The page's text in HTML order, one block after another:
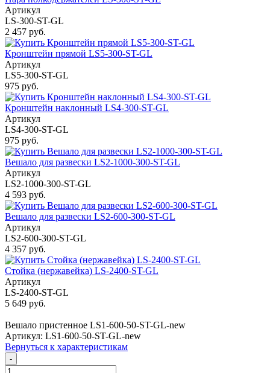
Артикул
LS-300-ST-GL
2 457 руб.
Кронштейн прямой LS5-300-ST-GL
Артикул
LS5-300-ST-GL
975 руб.
Кронштейн наклонный LS4-300-ST-GL
Артикул
LS4-300-ST-GL
975 руб.
Вешало для развески LS2-1000-300-ST-GL
Артикул
LS2-1000-300-ST-GL
4 593 руб.
Вешало для развески LS2-600-300-ST-GL
Артикул
LS2-600-300-ST-GL
4 357 руб.
Стойка (нержавейка) LS-2400-ST-GL
Артикул
LS-2400-ST-GL
5 649 руб.
Вешало пристенное LS1-600-50-ST-GL-new
Артикул: LS1-600-50-ST-GL-new
Вернуться к характеристикам
-